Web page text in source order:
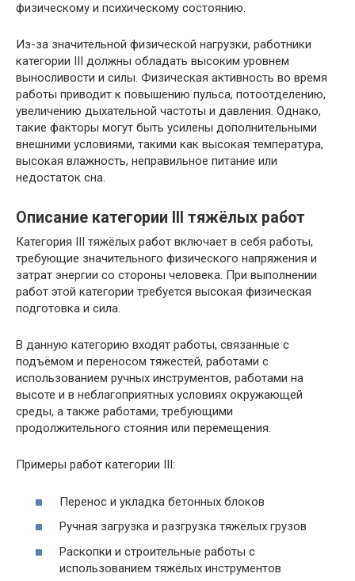
физическому и психическому состоянию.
Из-за значительной физической нагрузки, работники
категории III должны обладать высоким уровнем
выносливости и силы. Физическая активность во время
работы приводит к повышению пульса, потоотделению,
увеличению дыхательной частоты и давления. Однако,
такие факторы могут быть усилены дополнительными
внешними условиями, такими как высокая температура,
высокая влажность, неправильное питание или
недостаток сна.
Описание категории III тяжёлых работ
Категория III тяжёлых работ включает в себя работы,
требующие значительного физического напряжения и
затрат энергии со стороны человека. При выполнении
работ этой категории требуется высокая физическая
подготовка и сила.
В данную категорию входят работы, связанные с
подъёмом и переносом тяжестей, работами с
использованием ручных инструментов, работами на
высоте и в неблагоприятных условиях окружающей
среды, а также работами, требующими
продолжительного стояния или перемещения.
Примеры работ категории III:
Перенос и укладка бетонных блоков
Ручная загрузка и разгрузка тяжёлых грузов
Раскопки и строительные работы с
использованием тяжёлых инструментов